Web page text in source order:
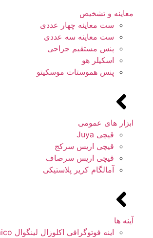
معاینه و تشخیص
ست معاینه چهار عددی
ست معاینه سه عددی
پنس مستقیم جراحی
اسکیلر هو
پنس هموستات موسکیتو
ابزار های عمومی
قیچی Juya
قیچی اریس سرکج
قیچی اریس سرصاف
آمالگام کریر پلاستیکی
آینه ها
اینه فوتوگرافی اکلوزال لینگوال Samico